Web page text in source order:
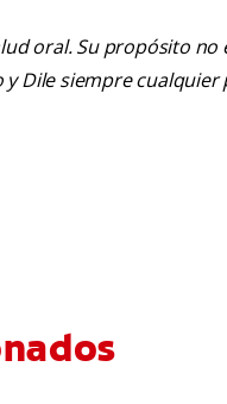
oral. Su propósito
Dile siempre